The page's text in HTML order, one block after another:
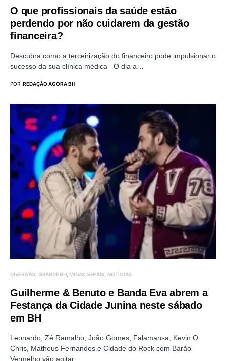
O que profissionais da saúde estão
perdendo por não cuidarem da gestão
financeira?
Descubra como a terceirização do financeiro pode impulsionar o
sucesso da sua clínica médica O dia a…
POR REDAÇÃO AGORA BH
DIVERSÃO GRANDE BH MINAS GERAIS NOTÍCIAS
Guilherme & Benuto e Banda Eva abrem a
Festança da Cidade Junina neste sábado
em BH
Leonardo, Zé Ramalho, João Gomes, Falamansa, Kevin O
Chris, Matheus Fernandes e Cidade do Rock com Barão
Vermelho vão agitar…